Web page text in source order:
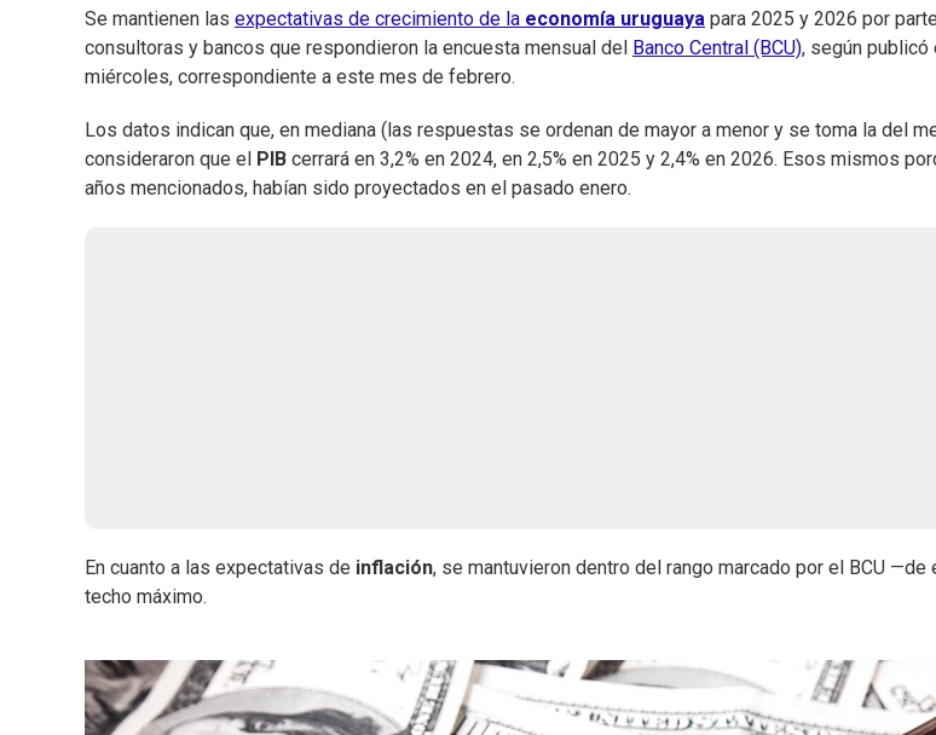
Se mantienen las expectativas de crecimiento de la economía uruguaya para 2025 y 2026 por
consultoras y bancos que respondieron la encuesta mensual del
Banco Central (BCU), según
miércoles, correspondiente a este mes de febrero.
Los datos indican que, en mediana (las respuestas se ordenan de mayor a menor y se toma la del
consideraron que el
PIB cerrará en 3,2% en 2024, en 2,5% en 2025 y 2,4% en 2026. Esos mismos
años mencionados, habían sido proyectados en el pasado enero.
En cuanto a las expectativas de inflación, se mantuvieron dentro del rango marcado por el BCU —de
techo máximo.